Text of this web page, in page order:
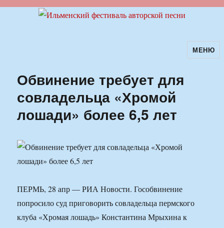
Ильменский фестиваль авторской
песни
МЕНЮ
Обвинение требует для
совладельца «Хромой
лошади» более 6,5 лет
ПЕРМЬ, 28 апр — РИА Новости. Гособвинение
попросило суд приговорить совладельца пермского
клуба «Хромая лошадь» Константина Мрыхина к